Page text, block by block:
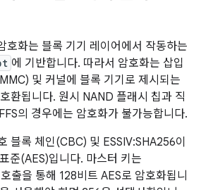
호화는 블록 기기 레이어에서 작동하는
에 기반합니다. 따라서 암호화는 삽입
및 커널에 블록 기기로 제시되는
환됩니다. 원시 NAND 플래시 칩과 직
의 경우에는 암호화가 불가능합니다.
블록 체인(CBC) 및 ESSIV:SHA256이
준(AES)입니다. 마스터 키는
출을 통해 128비트 AES로 암호화됩니